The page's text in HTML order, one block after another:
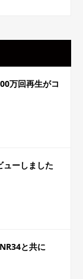
万回再生がコ
ーしました
と共に